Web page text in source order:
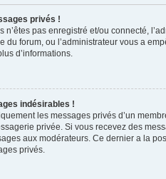
privés !
n’êtes pas enregistré et/ou connecté,
du forum, ou l’administrateur vous a
d’informations.
indésirables !
les messages privés d’un
privée. Si vous recevez des
aux modérateurs. Ce dernier a la
privés.